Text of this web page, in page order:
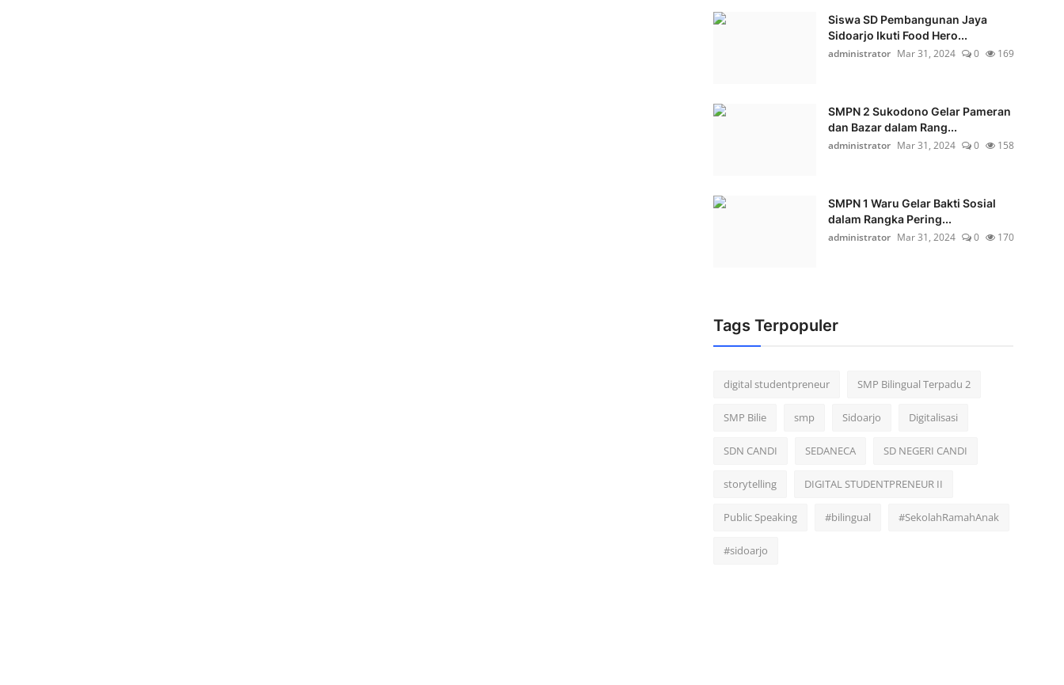
Siswa SD Pembangunan Jaya
Sidoarjo Ikuti Food Hero...
administrator Mar 31, 2024 0 169
SMPN 2 Sukodono Gelar Pameran
dan Bazar dalam Rang...
administrator Mar 31, 2024 0 158
SMPN 1 Waru Gelar Bakti Sosial
dalam Rangka Pering...
administrator Mar 31, 2024 0 170
Tags Terpopuler
digital studentpreneur SMP Bilingual Terpadu 2
SMP Bilie smp Sidoarjo Digitalisasi
SDN CANDI SEDANECA SD NEGERI CANDI
storytelling DIGITAL STUDENTPRENEUR II
Public Speaking #bilingual #SekolahRamahAnak
#sidoarjo